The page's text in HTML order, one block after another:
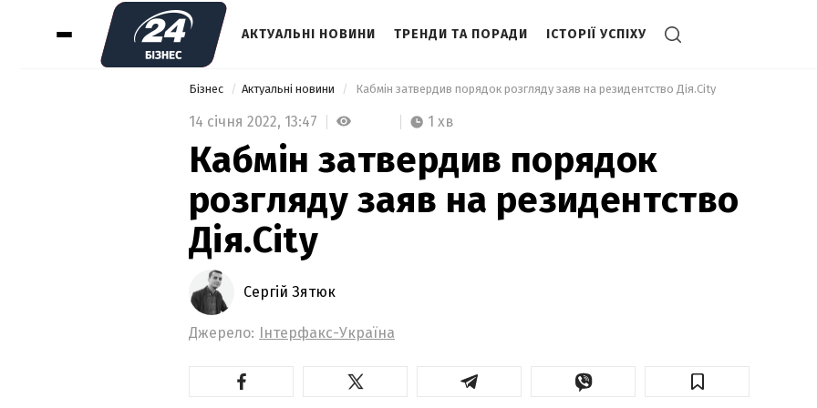
АКТУАЛЬНІ НОВИНИ ТРЕНДИ ТА ПОРАДИ ІСТОРІЇ УСПІХУ
Бізнес Актуальні новини Кабмін затвердив порядок розгляду заяв на резидентство Дія.City
14 січня 2022, 13:47 1 хв
Кабмін затвердив порядок
розгляду заяв на резидентство
Дія.City
Сергій Зятюк
Джерело: Інтерфакс-Україна